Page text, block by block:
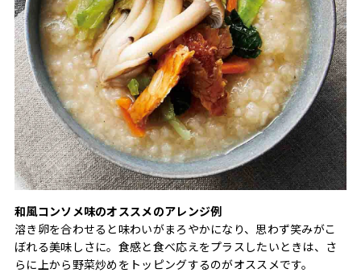
和風コンソメ味のオススメのアレンジ例
溶き卵を合わせると味わいがまろやかになり、思わず笑みがこ
ぼれる美味しさに。食感と食べ応えをプラスしたいときは、さ
らに上から野菜炒めをトッピングするのがオススメです。